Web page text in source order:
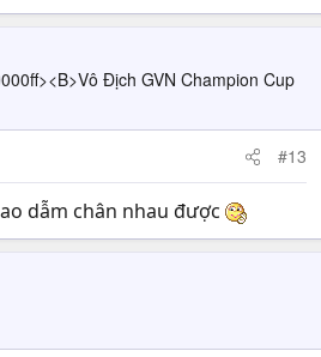
Địch GVN Champion Cup
#13
dẫm chân nhau được